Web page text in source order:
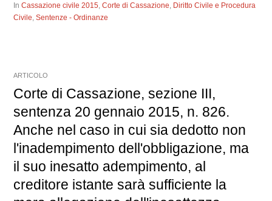
InCassazione civile 2015,Corte di Cassazione, Diritto Civile e Procedura
Civile,Sentenze - Ordinanze
ARTICOLO
Corte di Cassazione, sezione III,
sentenza 20 gennaio 2015, n. 826.
Anche nel caso in cui sia dedotto non
l'inadempimento dell'obbligazione, ma
il suo inesatto adempimento, al
creditore istante sarà sufficiente la